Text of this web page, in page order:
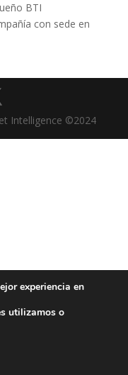
BTI
con sede en
Intelligence ©2024
experiencia en
utilizamos o